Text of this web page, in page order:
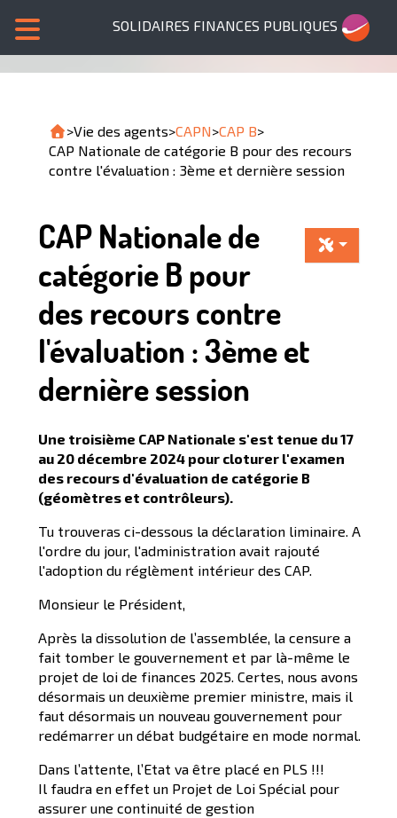
SOLIDAIRES FINANCES PUBLIQUES
>Vie des agents>CAPN>CAP B>
CAP Nationale de catégorie B pour des recours
contre l'évaluation : 3ème et dernière session
CAP Nationale de
catégorie B pour
des recours contre
l'évaluation : 3ème et
dernière session
Une troisième CAP Nationale s'est tenue du 17
au 20 décembre 2024 pour cloturer l'examen
des recours d'évaluation de catégorie B
(géomètres et contrôleurs).
Tu trouveras ci-dessous la déclaration liminaire. A
l'ordre du jour, l'administration avait rajouté
l'adoption du réglèment intérieur des CAP.
Monsieur le Président,
Après la dissolution de l’assemblée, la censure a
fait tomber le gouvernement et par là-même le
projet de loi de finances 2025. Certes, nous avons
désormais un deuxième premier ministre, mais il
faut désormais un nouveau gouvernement pour
redémarrer un débat budgétaire en mode normal.
Dans l’attente, l’Etat va être placé en PLS !!!
Il faudra en effet un Projet de Loi Spécial pour
assurer une continuité de gestion